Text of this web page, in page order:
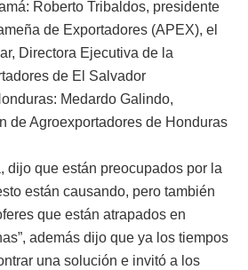
Roberto Tribaldos, presidente
de Exportadores (APEX), el
Directora Ejecutiva de la
de El Salvador
Medardo Galindo,
de Agroexportadores de Honduras
dijo que están preocupados por la
están causando, pero también
que están atrapados en
además dijo que ya los tiempos
una solución e invitó a los